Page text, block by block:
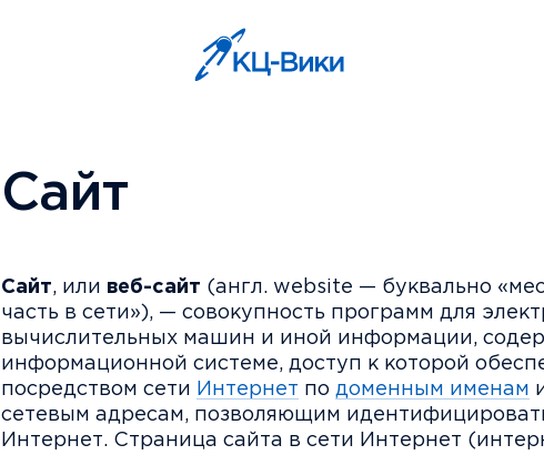
Сайт
Сайт, или веб-сайт (англ. website — буквально
часть в сети»), — совокупность программ для
вычислительных машин и иной информации,
информационной системе, доступ к которой
посредством сети Интернет по доменным именам
сетевым адресам, позволяющим
Интернет. Страница сайта в сети Интернет